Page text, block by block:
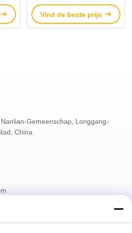
Ronde cadeaubon
Verpakking Te koop
Vind de beste prijs
Gemeenschap, Longgang-
China